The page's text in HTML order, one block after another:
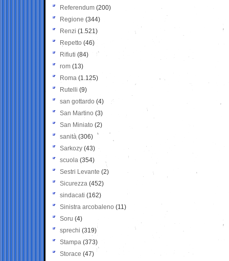
Referendum (200)
Regione (344)
Renzi (1.521)
Repetto (46)
Rifiuti (84)
rom (13)
Roma (1.125)
Rutelli (9)
san gottardo (4)
San Martino (3)
San Miniato (2)
sanità (306)
Sarkozy (43)
scuola (354)
Sestri Levante (2)
Sicurezza (452)
sindacati (162)
Sinistra arcobaleno (11)
Soru (4)
sprechi (319)
Stampa (373)
Storace (47)